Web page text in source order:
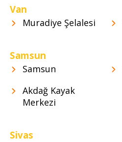
Van
Muradiye Şelalesi
Samsun
Samsun
Akdağ Kayak
Merkezi
Sivas